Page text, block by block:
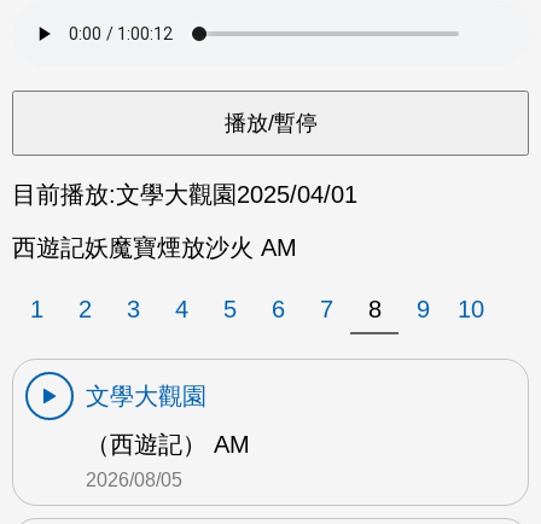
目前播放:文學大觀園2025/04/01
西遊記妖魔寶煙放沙火 AM
1 2 3 4 5 6 7 8 9 10
文學大觀園
（西遊記） AM
2026/08/05